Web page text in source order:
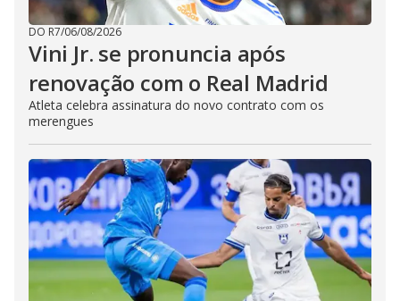
DO R7/06/08/2026
Vini Jr. se pronuncia após
renovação com o Real Madrid
Atleta celebra assinatura do novo contrato com os
merengues